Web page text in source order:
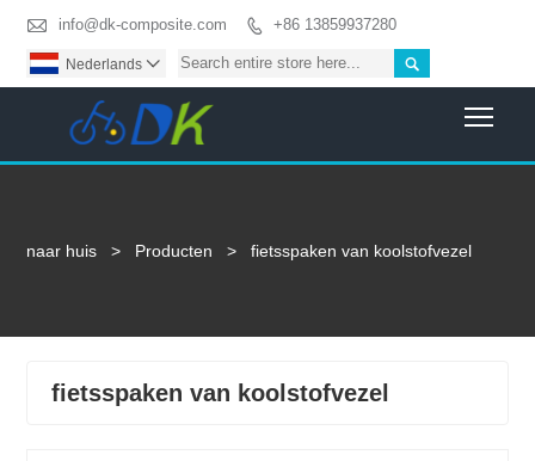
 info@dk-composite.com  +86 13859937280

Nederlands 
naar huis > Producten > fietsspaken van koolstofvezel
fietsspaken van koolstofvezel